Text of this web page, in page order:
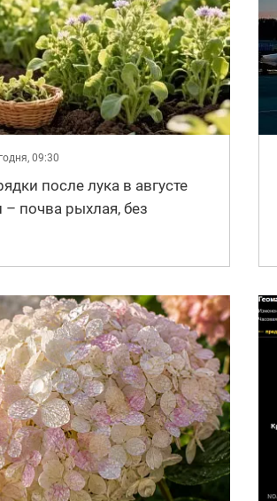
09:30
после лука в августе
почва рыхлая, без